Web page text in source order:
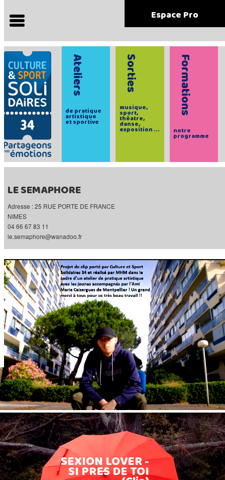
Espace Pro
Ateliers
de pratique
artistique
et sportive
Sorties
musique,
sport,
théatre,
danse,
exposition ...
Formations
notre
programme
LE SEMAPHORE
Adresse : 25 RUE PORTE DE FRANCE
NIMES
04 66 67 83 11
le.semaphore@wanadoo.fr
SEXION LOVER -
SI PRES DE TOI